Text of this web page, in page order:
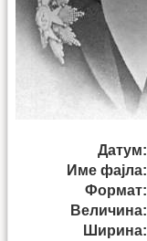
Датум:
Име фајла:
Формат:
Величина:
Ширина: